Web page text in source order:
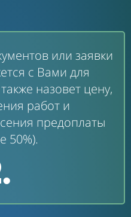
или заявки
с Вами для
назовет цену,
работ и
предоплаты
50%).